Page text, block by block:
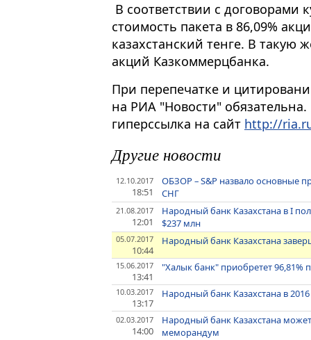
В соответствии с договорами
стоимость пакета в 86,09%
казахстанский тенге. В такую
акций Казкоммерцбанка.
При перепечатке и
на РИА "Новости"
гиперссылка на сайт http://
Другие новости
12.10.2017
18:51
ОБЗОР – S&P назвало основные
СНГ
21.08.2017
12:01
Народный банк Казахстана в I
$237 млн
05.07.2017
10:44
Народный банк Казахстана
15.06.2017
13:41
"Халык банк" приобретет
10.03.2017
13:17
Народный банк Казахстана в
02.03.2017
14:00
Народный банк Казахстана
меморандум